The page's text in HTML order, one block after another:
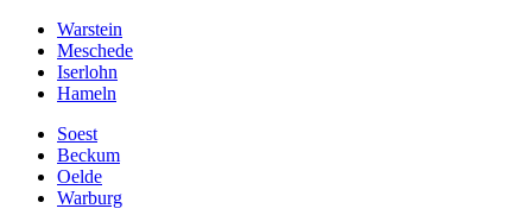
Warstein
Meschede
Iserlohn
Hameln
Soest
Beckum
Oelde
Warburg